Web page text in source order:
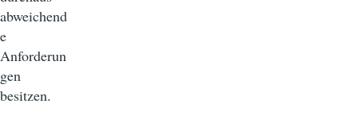
abweichend
e
Anforderun
gen
besitzen.